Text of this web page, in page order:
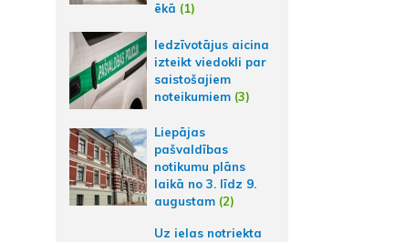
ēkā (1)
Iedzīvotājus aicina
izteikt viedokli par
saistošajiem
noteikumiem (3)
Liepājas
pašvaldības
notikumu plāns
laikā no 3. līdz 9.
augustam (2)
Uz ielas notriekta